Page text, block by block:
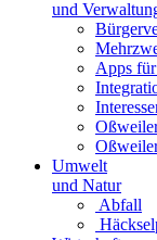
und
Apps
Umwelt
und Natur
Abfall